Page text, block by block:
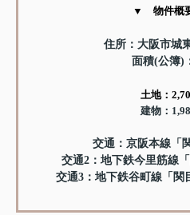
▼ 物件
住所：大阪市城
面積(公簿)
土地：
建物：
交通：京阪本線「
交通2：地下鉄今里筋線
交通3：地下鉄谷町線「関